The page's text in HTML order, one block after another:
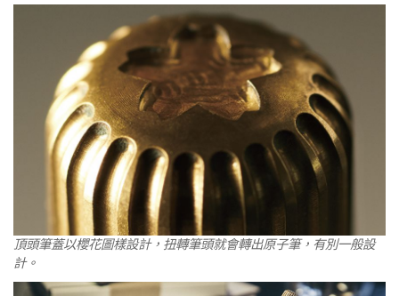
頂頭筆蓋以櫻花圖樣設計，扭轉筆頭就會轉出原子筆，有別一般設
計。